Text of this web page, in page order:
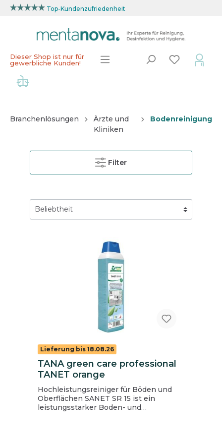
Top-Kundenzufriedenheit
Dieser Shop ist nur für
gewerbliche Kunden!
Branchenlösungen
Ärzte und
Kliniken
Bodenreinigung
Filter
Lieferung bis 18.08.26
TANA green care professional
TANET orange
Hochleistungsreiniger für Böden und
Oberflächen SANET SR 15 ist ein
leistungsstarker Boden- und